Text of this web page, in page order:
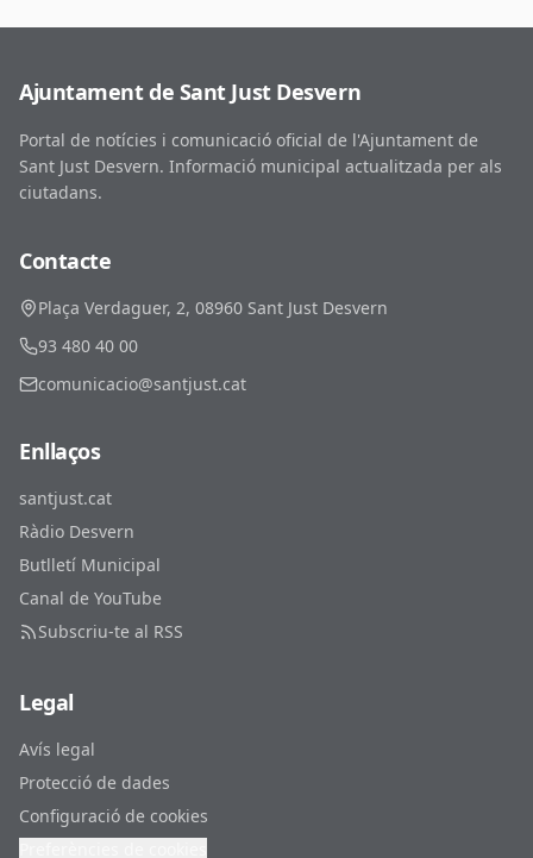
Ajuntament de Sant Just Desvern
Portal de notícies i comunicació oficial de l'Ajuntament de
Sant Just Desvern. Informació municipal actualitzada per als
ciutadans.
Contacte
Plaça Verdaguer, 2, 08960 Sant Just Desvern
93 480 40 00
comunicacio@santjust.cat
Enllaços
santjust.cat
Ràdio Desvern
Butlletí Municipal
Canal de YouTube
Subscriu-te al RSS
Legal
Avís legal
Protecció de dades
Configuració de cookies